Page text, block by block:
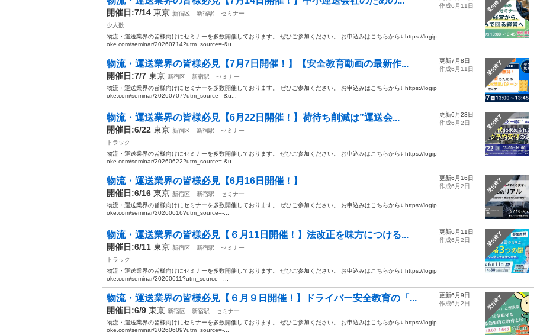
受付終了
開催日:7/14 東京 新宿区 新宿駅
セミナー
少人数
物流・運送業界の皆様向けにセミナーを多数開催しております。 ぜひご参加ください。 お申込みはこちらから↓ https://logip
oke.com/seminar/20260714?utm_source=-&u...
作成6月11日
受付終了
物流・運送業界の皆様必見【7月7日開催！】【安全教育動画の最新作...
開催日:7/7 東京 新宿区 新宿駅
セミナー
物流・運送業界の皆様向けにセミナーを多数開催しております。 ぜひご参加ください。 お申込みはこちらから↓ https://logip
oke.com/seminar/20260707?utm_source=-&u...
更新7月8日
作成6月11日
受付終了
物流・運送業界の皆様必見【6月22日開催！】荷待ち削減は”運送会...
開催日:6/22 東京 新宿区 新宿駅
セミナー
トラック
物流・運送業界の皆様向けにセミナーを多数開催しております。 ぜひご参加ください。 お申込みはこちらから↓ https://logip
oke.com/seminar/20260622?utm_source=-&u...
更新6月23日
作成6月2日
受付終了
物流・運送業界の皆様必見【6月16日開催！】
開催日:6/16 東京 新宿区 新宿駅
セミナー
物流・運送業界の皆様向けにセミナーを多数開催しております。 ぜひご参加ください。 お申込みはこちらから↓ https://logip
oke.com/seminar/20260616?utm_source=-...
更新6月16日
作成6月2日
受付終了
物流・運送業界の皆様必見【６月11日開催！】法改正を味方につける...
開催日:6/11 東京 新宿区 新宿駅
セミナー
トラック
物流・運送業界の皆様向けにセミナーを多数開催しております。 ぜひご参加ください。 お申込みはこちらから↓ https://logip
oke.com/seminar/20260611?utm_source=-...
更新6月11日
作成6月2日
受付終了
物流・運送業界の皆様必見【６月９日開催！】ドライバー安全教育の「...
開催日:6/9 東京 新宿区 新宿駅
セミナー
物流・運送業界の皆様向けにセミナーを多数開催しております。 ぜひご参加ください。 お申込みはこちらから↓ https://logip
oke.com/seminar/20260609?utm_source=-...
更新6月9日
作成6月2日